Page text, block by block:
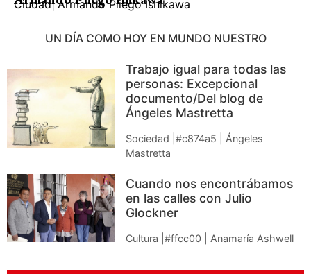
Ciudad| Armando Pliego Ishikawa
UN DÍA COMO HOY EN MUNDO NUESTRO
Trabajo igual para todas las
personas: Excepcional
documento/Del blog de
Ángeles Mastretta
Sociedad |#c874a5 | Ángeles
Mastretta
Cuando nos encontrábamos
en las calles con Julio
Glockner
Cultura |#ffcc00 | Anamaría Ashwell